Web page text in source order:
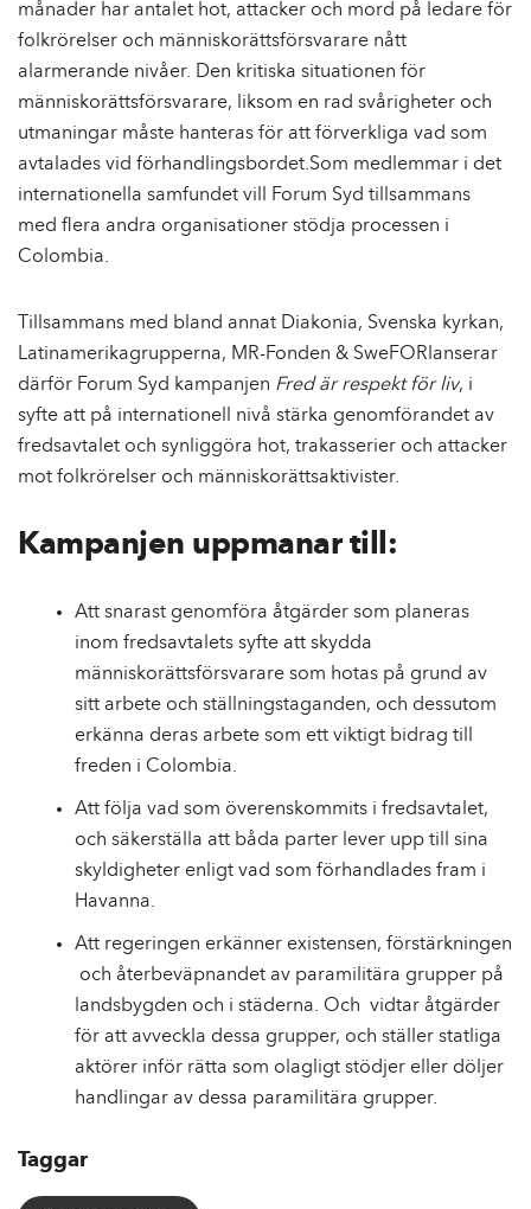
månader har antalet hot, attacker och mord på ledare för
folkrörelser och människorättsförsvarare nått
alarmerande nivåer. Den kritiska situationen för
människorättsförsvarare, liksom en rad svårigheter och
utmaningar måste hanteras för att förverkliga vad som
avtalades vid förhandlingsbordet.Som medlemmar i det
internationella samfundet vill Forum Syd tillsammans
med flera andra organisationer stödja processen i
Colombia.
Tillsammans med bland annat Diakonia, Svenska kyrkan,
Latinamerikagrupperna, MR-Fonden & SweFOR lanserar
därför Forum Syd kampanjen Fred är respekt för liv, i
syfte att på internationell nivå stärka genomförandet av
fredsavtalet och synliggöra hot, trakasserier och attacker
mot folkrörelser och människorättsaktivister.
Kampanjen uppmanar till:
Att snarast genomföra åtgärder som planeras
inom fredsavtalets syfte att skydda
människorättsförsvarare som hotas på grund av
sitt arbete och ställningstaganden, och dessutom
erkänna deras arbete som ett viktigt bidrag till
freden i Colombia.
Att följa vad som överenskommits i fredsavtalet,
och säkerställa att båda parter lever upp till sina
skyldigheter enligt vad som förhandlades fram i
Havanna.
Att regeringen erkänner existensen, förstärkningen
och återbeväpnandet av paramilitära grupper på
landsbygden och i städerna. Och vidtar åtgärder
för att avveckla dessa grupper, och ställer statliga
aktörer inför rätta som olagligt stödjer eller döljer
handlingar av dessa paramilitära grupper.
Taggar